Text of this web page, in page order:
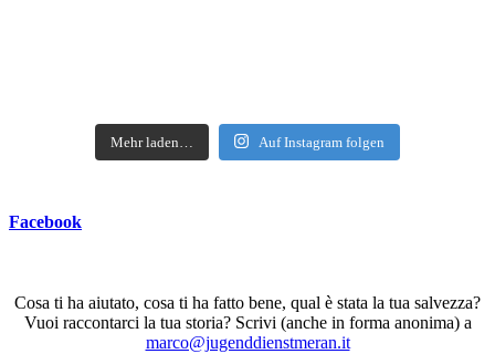
Mehr laden… Auf Instagram folgen
Facebook
Cosa ti ha aiutato, cosa ti ha fatto bene, qual è stata la tua salvezza?
Vuoi raccontarci la tua storia? Scrivi (anche in forma anonima) a
marco@jugenddienstmeran.it